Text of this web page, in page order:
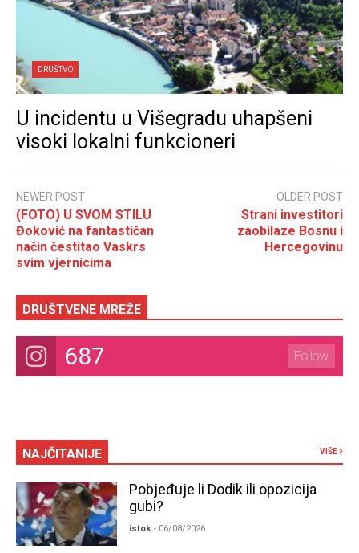
DRUŠTVO
U incidentu u Višegradu uhapšeni
visoki lokalni funkcioneri
NEWER POST
(FOTO) U SVOM STILU
Đoković na fantastičan
način čestitao Vaskrs
svim vjernicima
OLDER POST
Strani investitori
zaobilaze Bosnu i
Hercegovinu
DRUŠTVENE MREŽE
687 Follow
NAJČITANIJE VIŠE
Pobjeđuje li Dodik ili opozicija
gubi?
istok - 06/08/2026